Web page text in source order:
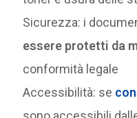
Sicurezza: i
essere protetti da
conformità legale
Accessibilità: se